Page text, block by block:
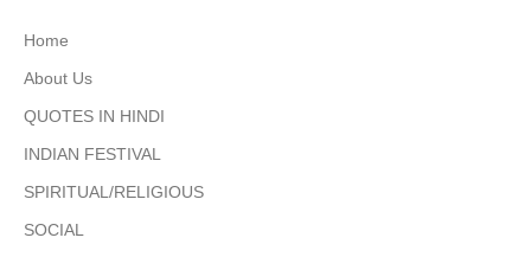
Home
About Us
QUOTES IN HINDI
INDIAN FESTIVAL
SPIRITUAL/RELIGIOUS
SOCIAL